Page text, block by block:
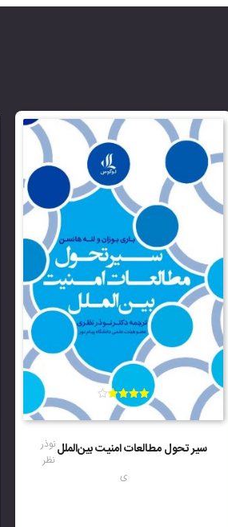
سیر تحول مطالعات امنیت بین‌المللنوذر
نظر
ی
امتیاز
4.00
از 5